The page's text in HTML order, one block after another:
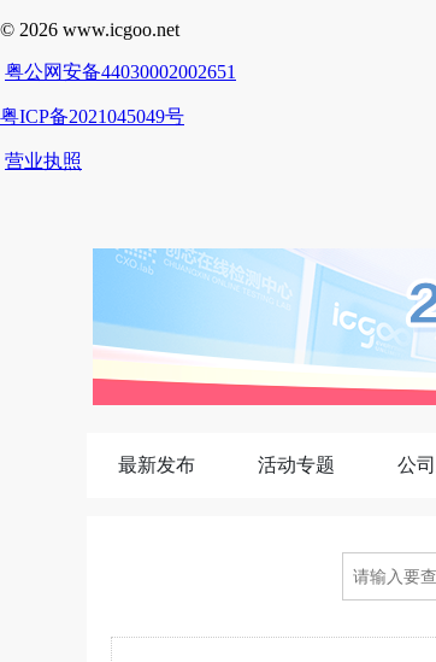
最新发布 活动专题 公